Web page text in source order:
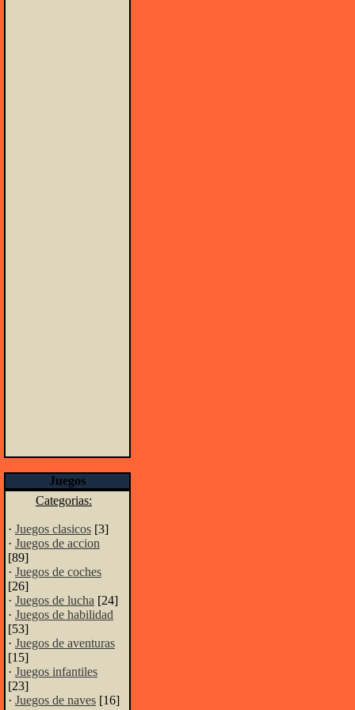
Juegos
Categorias:
· Juegos clasicos [3]
· Juegos de accion
[89]
· Juegos de coches
[26]
· Juegos de lucha [24]
· Juegos de habilidad
[53]
· Juegos de aventuras
[15]
· Juegos infantiles
[23]
· Juegos de naves [16]